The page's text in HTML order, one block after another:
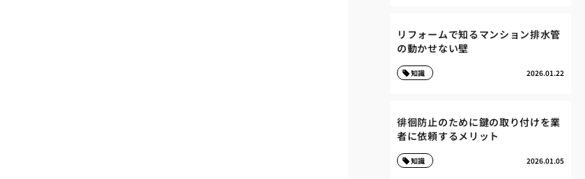
リフォームで知るマンション排水管
の動かせない壁
2026.01.22
知識
徘徊防止のために鍵の取り付けを業
者に依頼するメリット
2026.01.05
知識